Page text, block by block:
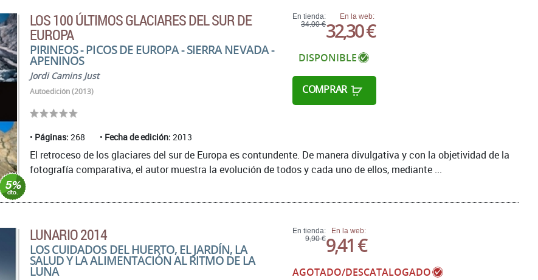
LOS 100 ÚLTIMOS GLACIARES DEL SUR DE
EUROPA
PIRINEOS - PICOS DE EUROPA - SIERRA NEVADA -
APENINOS
Jordi Camins Just
Autoedición (2013)
Páginas: 268 Fecha de edición: 2013
En tienda:
34,00 €
En la web:
32,30 €
DISPONIBLE
COMPRAR
El retroceso de los glaciares del sur de Europa es contundente. De manera divulgativa y con la objetividad de la
fotografía comparativa, el autor muestra la evolución de todos y cada uno de ellos, mediante ...
LUNARIO 2014
LOS CUIDADOS DEL HUERTO, EL JARDÍN, LA
SALUD Y LA ALIMENTACIÓN AL RITMO DE LA
LUNA
En tienda:
9,90 €
En la web:
9,41 €
AGOTADO/DESCATALOGADO